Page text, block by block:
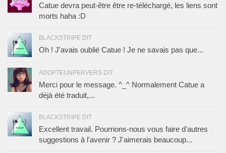
Catue devra peut-être être re-téléchargé, les liens sont
morts haha :D
BLACKSTRIPE DIT
Oh ! J'avais oublié Catue ! Je ne savais pas que...
ADOPTEUNPERVERS DIT
Merci pour le message. ^_^ Normalement Catue a
déjà été traduit,...
BLACKSTRIPE DIT
Excellent travail. Pourrions-nous vous faire d'autres
suggestions à l'avenir ? J'aimerais beaucoup...